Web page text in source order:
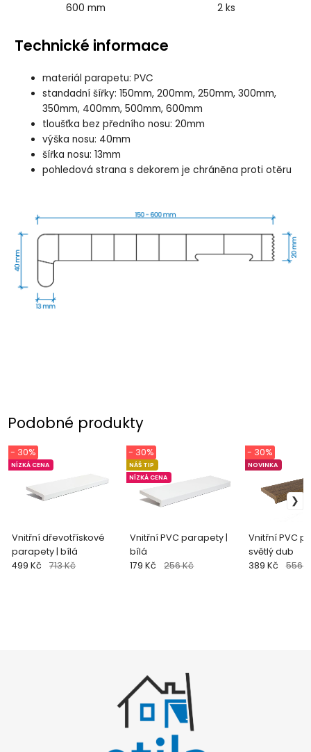
600 mm 2 ks
Technické informace
materiál parapetu: PVC
standadní šířky: 150mm, 200mm, 250mm, 300mm,
350mm, 400mm, 500mm, 600mm
tloušťka bez předního nosu: 20mm
výška nosu: 40mm
šířka nosu: 13mm
pohledová strana s dekorem je chráněna proti otěru
Podobné produkty
Vnitřní dřevotřískové
parapety | bílá
NÍZKÁ CENA
- 30%
499 Kč 713 Kč
Vnitřní PVC parapety |
bílá
NÁŠ TIP
NÍZKÁ CENA
- 30%
179 Kč 256 Kč
Vnitřní PVC
světlý dub
NOVINKA
- 30%
389 Kč 556